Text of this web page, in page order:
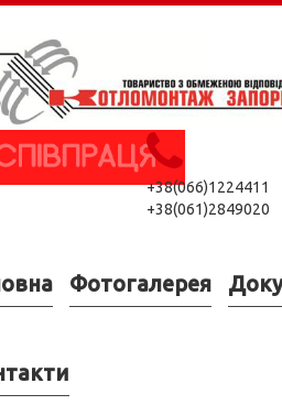
+38(066)1224411
+38(061)2849020
Фотогалерея